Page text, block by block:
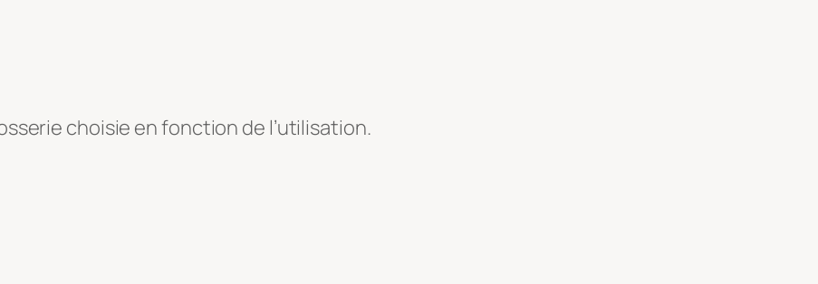
choisie en fonction de l’utilisation.